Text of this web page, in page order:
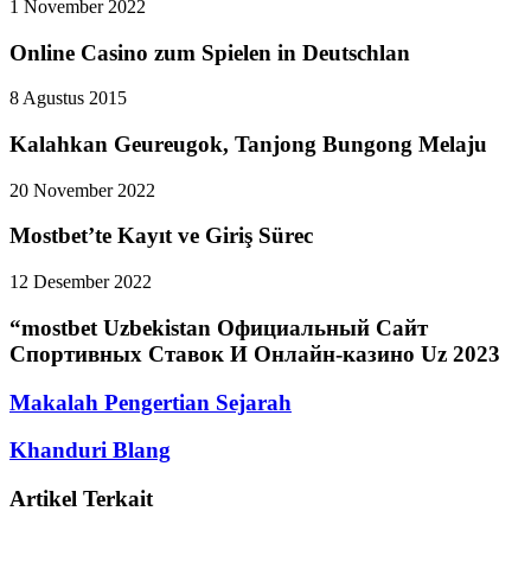
1 November 2022
Online Casino zum Spielen in Deutschlan
8 Agustus 2015
Kalahkan Geureugok, Tanjong Bungong Melaju
20 November 2022
Mostbet’te Kayıt ve Giriş Sürec
12 Desember 2022
“mostbet Uzbekistan Официальный Сайт
Спортивных Ставок И Онлайн-казино Uz 2023
Makalah Pengertian Sejarah
Khanduri Blang
Artikel Terkait